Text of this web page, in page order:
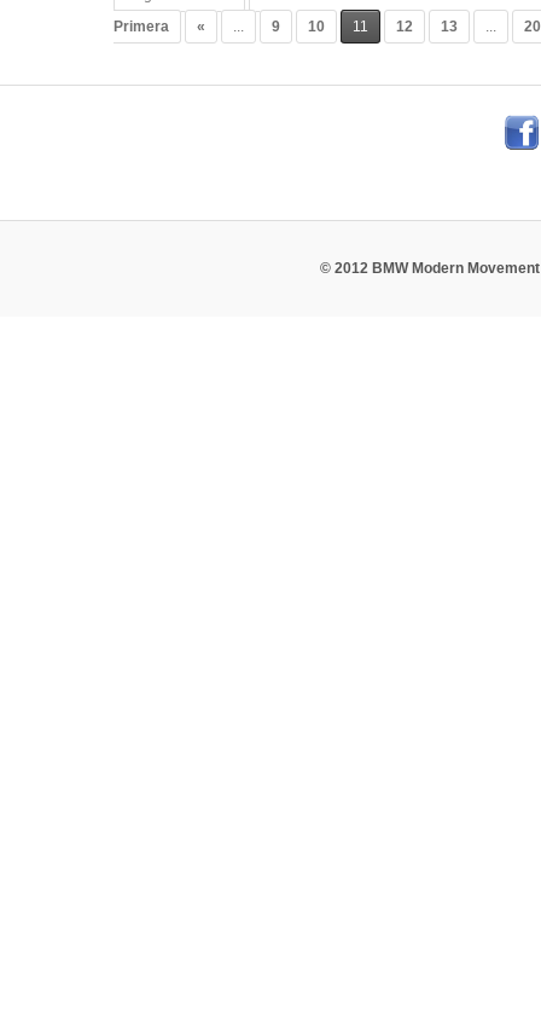
Primera
« ... 9 10 11 12 13 ... 20
© 2012 BMW Modern